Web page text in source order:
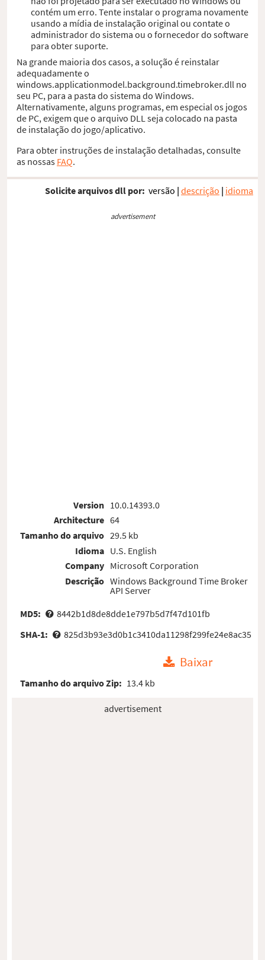
contém um erro. Tente instalar o programa novamente
usando a mídia de instalação original ou contate o
administrador do sistema ou o fornecedor do software
para obter suporte.
Na grande maioria dos casos, a solução é reinstalar
adequadamente o
windows.applicationmodel.background.timebroker.dll no
seu PC, para a pasta do sistema do Windows.
Alternativamente, alguns programas, em especial os jogos
de PC, exigem que o arquivo DLL seja colocado na pasta
de instalação do jogo/aplicativo.
Para obter instruções de instalação detalhadas, consulte
as nossas FAQ.
Solicite arquivos dll por: versão | descrição | idioma
advertisement
Version
Architecture
Tamanho do arquivo
Idioma
Company
Descrição
10.0.14393.0
64
29.5 kb
U.S. English
Microsoft Corporation
Windows Background Time Broker
API Server
MD5:
8442b1d8de8dde1e797b5d7f47d101fb
SHA-1:
825d3b93e3d0b1c3410da11298f299fe24e8ac35
Baixar
Tamanho do arquivo Zip: 13.4 kb
advertisement